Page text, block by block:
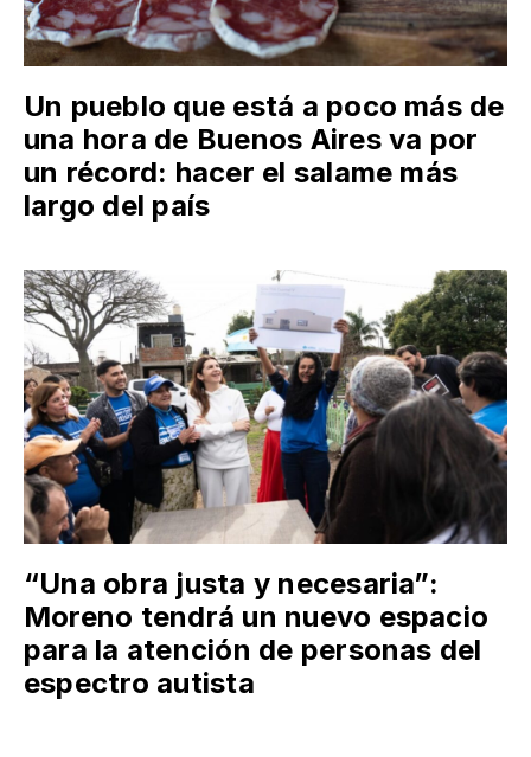
Un pueblo que está a poco más de
una hora de Buenos Aires va por
un récord: hacer el salame más
largo del país
“Una obra justa y necesaria”:
Moreno tendrá un nuevo espacio
para la atención de personas del
espectro autista